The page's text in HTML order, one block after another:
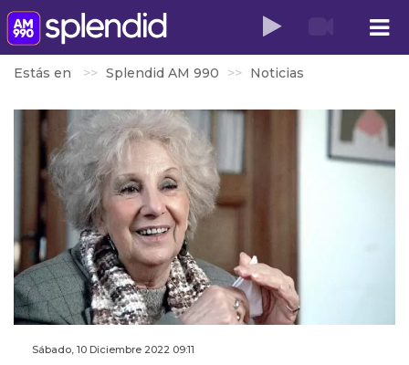
Estás en Splendid AM 990 Noticias
Sábado, 10 Diciembre 2022 09:11